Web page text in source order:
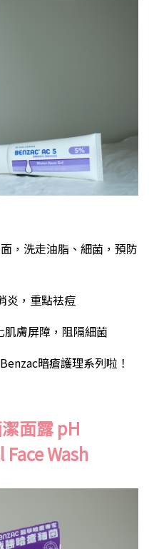
，洗走油脂、細菌，預防
炎，重點袪痘
膚屏障，阻隔細菌
暗瘡護理系列啦！
面露 pH
Wash